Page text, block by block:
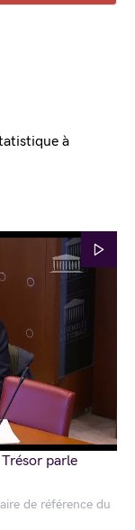
de référence du
à
parle